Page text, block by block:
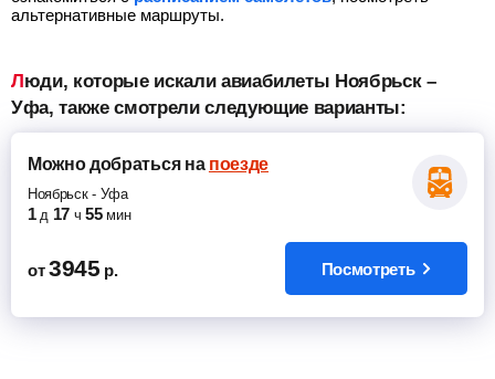
альтернативные маршруты.
Люди, которые искали авиабилеты Ноябрьск –
Уфа, также смотрели следующие варианты:
Можно добратьсяна поезде
Ноябрьск- Уфа
1 д 17 ч 55 мин
от 3945 р. Посмотреть